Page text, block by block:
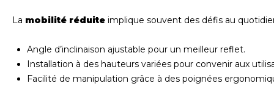
La mobilité réduite implique souvent des défis au
Angle d’inclinaison ajustable pour un meilleur reflet.
Installation à des hauteurs variées pour convenir aux
Facilité de manipulation grâce à des poignées